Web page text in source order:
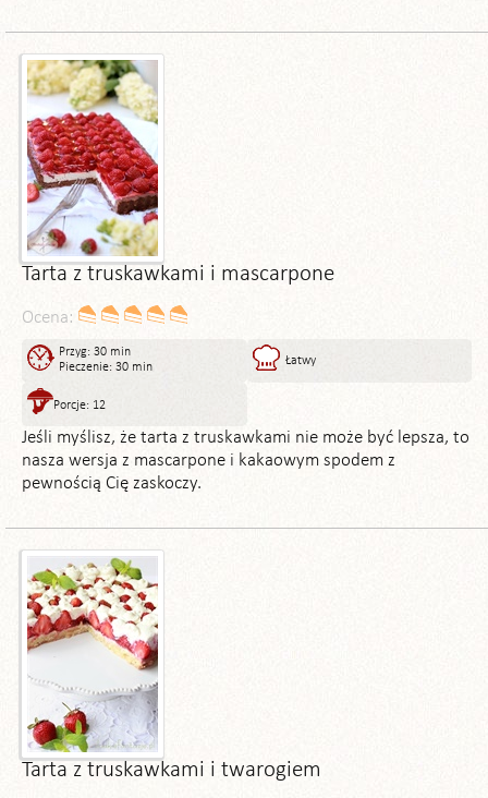
Tarta z truskawkami i mascarpone
Ocena:
Przyg: 30 min
Pieczenie: 30 min
Łatwy
Porcje: 12
Jeśli myślisz, że tarta z truskawkami nie może być lepsza, to
nasza wersja z mascarpone i kakaowym spodem z
pewnością Cię zaskoczy.
Tarta z truskawkami i twarogiem